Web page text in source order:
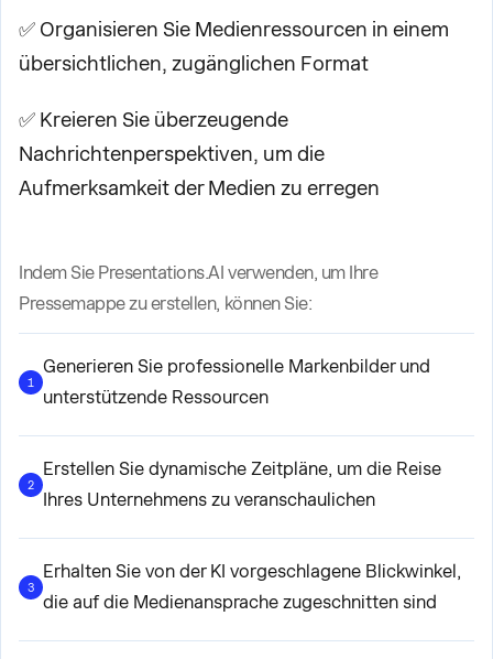
✅ Organisieren Sie Medienressourcen in einem
übersichtlichen, zugänglichen Format
✅ Kreieren Sie überzeugende
Nachrichtenperspektiven, um die
Aufmerksamkeit der Medien zu erregen
Indem Sie Presentations.AI verwenden, um Ihre
Pressemappe zu erstellen, können Sie:
1
Generieren Sie professionelle Markenbilder und
unterstützende Ressourcen
2
Erstellen Sie dynamische Zeitpläne, um die Reise
Ihres Unternehmens zu veranschaulichen
3
Erhalten Sie von der KI vorgeschlagene Blickwinkel,
die auf die Medienansprache zugeschnitten sind